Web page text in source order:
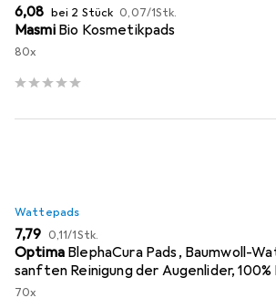
EUR
6,08 bei 2 Stück EUR
0,07/1Stk.
Masmi Bio Kosmetikpads
80x
Wattepads
EUR
7,79 EUR
0,11/1Stk.
Optima BlephaCura Pads, Baumwoll-
sanften Reinigung der Augenlider,
Dermat
70x